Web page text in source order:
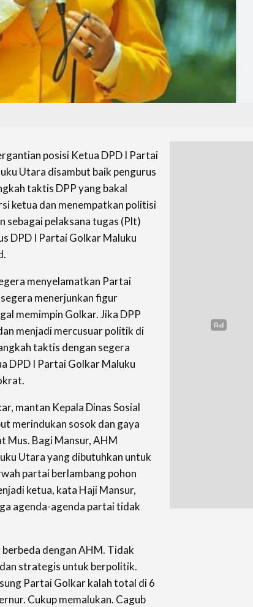
posisi Ketua DPD I Partai
Utara disambut baik pengurus
taktis DPP yang bakal
ketua dan menempatkan politisi
sebagai pelaksana tugas (Plt)
DPD I Partai Golkar Maluku
menyelamatkan Partai
menerjunkan figur
memimpin Golkar. Jika DPP
menjadi mercusuar politik di
taktis dengan segera
DPD I Partai Golkar Maluku
mantan Kepala Dinas Sosial
merindukan sosok dan gaya
Mus. Bagi Mansur, AHM
Utara yang dibutuhkan untuk
partai berlambang pohon
ketua, kata Haji Mansur,
agenda-agenda partai tidak
berbeda dengan AHM. Tidak
strategis untuk berpolitik.
Partai Golkar kalah total di 6
Cukup memalukan. Cagub